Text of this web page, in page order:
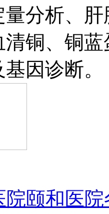
量分析、
铜、铜
因诊断。
院颐和医